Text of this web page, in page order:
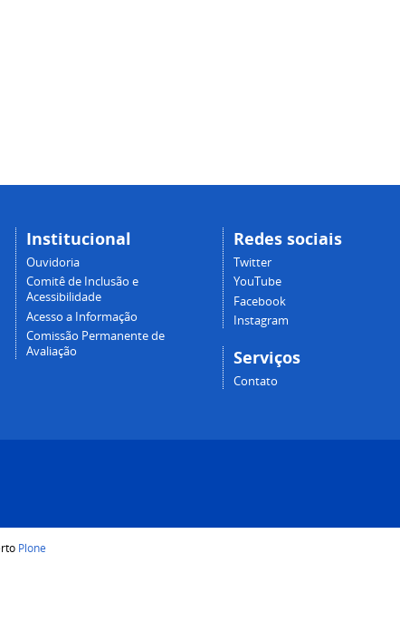
Institucional
Ouvidoria
Comitê de Inclusão e
Acessibilidade
Acesso a Informação
Comissão Permanente de
Avaliação
Redes sociais
Twitter
YouTube
Facebook
Instagram
Serviços
Contato
Plone